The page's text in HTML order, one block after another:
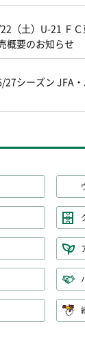
22（土）U-21 Ｆ
概要のお知らせ
シーズン JFA・